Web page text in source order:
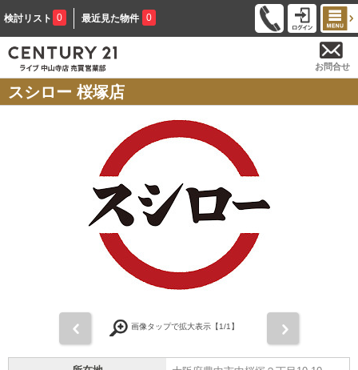
検討リスト 0 最近見た物件 0
お問合せ
スシロー 桜塚店
画像タップで拡大表示【1/1】